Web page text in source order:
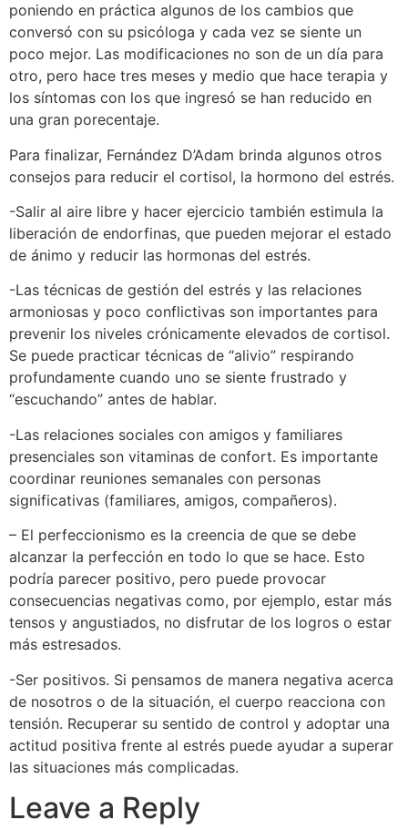
poniendo en práctica algunos de los cambios que
conversó con su psicóloga y cada vez se siente un
poco mejor. Las modificaciones no son de un día para
otro, pero hace tres meses y medio que hace terapia y
los síntomas con los que ingresó se han reducido en
una gran porecentaje.
Para finalizar, Fernández D’Adam brinda algunos otros
consejos para reducir el cortisol, la hormono del estrés.
-Salir al aire libre y hacer ejercicio también estimula la
liberación de endorfinas, que pueden mejorar el estado
de ánimo y reducir las hormonas del estrés.
-Las técnicas de gestión del estrés y las relaciones
armoniosas y poco conflictivas son importantes para
prevenir los niveles crónicamente elevados de cortisol.
Se puede practicar técnicas de “alivio” respirando
profundamente cuando uno se siente frustrado y
“escuchando” antes de hablar.
-Las relaciones sociales con amigos y familiares
presenciales son vitaminas de confort. Es importante
coordinar reuniones semanales con personas
significativas (familiares, amigos, compañeros).
– El perfeccionismo es la creencia de que se debe
alcanzar la perfección en todo lo que se hace. Esto
podría parecer positivo, pero puede provocar
consecuencias negativas como, por ejemplo, estar más
tensos y angustiados, no disfrutar de los logros o estar
más estresados.
-Ser positivos. Si pensamos de manera negativa acerca
de nosotros o de la situación, el cuerpo reacciona con
tensión. Recuperar su sentido de control y adoptar una
actitud positiva frente al estrés puede ayudar a superar
las situaciones más complicadas.
Leave a Reply